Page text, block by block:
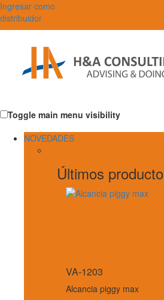
Ingresar como
distribuidor
Toggle main menu visibility
NOVEDADES
Últimos
VA-1203
Alcancia piggy max